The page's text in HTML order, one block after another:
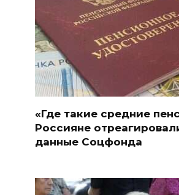
«Где такие средние
Россияне
данные Соцфонда